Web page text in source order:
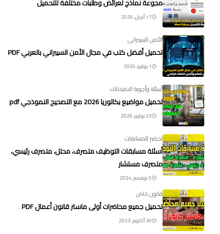
مجوعة نماذج لعرائض وطلبات مختلفة للتحميل
17 أبريل, 2026
الأمن السيبراني
تحميل أفضل كتب في مجال الأمن السيبراني بالعربي PDF
1 يوليو, 2025
أسئلة وأجوبة الامتحانات
تحميل مواضيع بكالوريا 2026 مع التصحيح النموذجي pdf
23 يوليو, 2026
تحضير للمسابقات
أسئلة مسابقات التوظيف متصرف، محلل، متصرف رئيسي،
متصرف مستشار
5 نوفمبر, 2024
قانون خاص
تحميل جميع محاضرات أولى ماستر قانون أعمال PDF
30 أكتوبر, 2023